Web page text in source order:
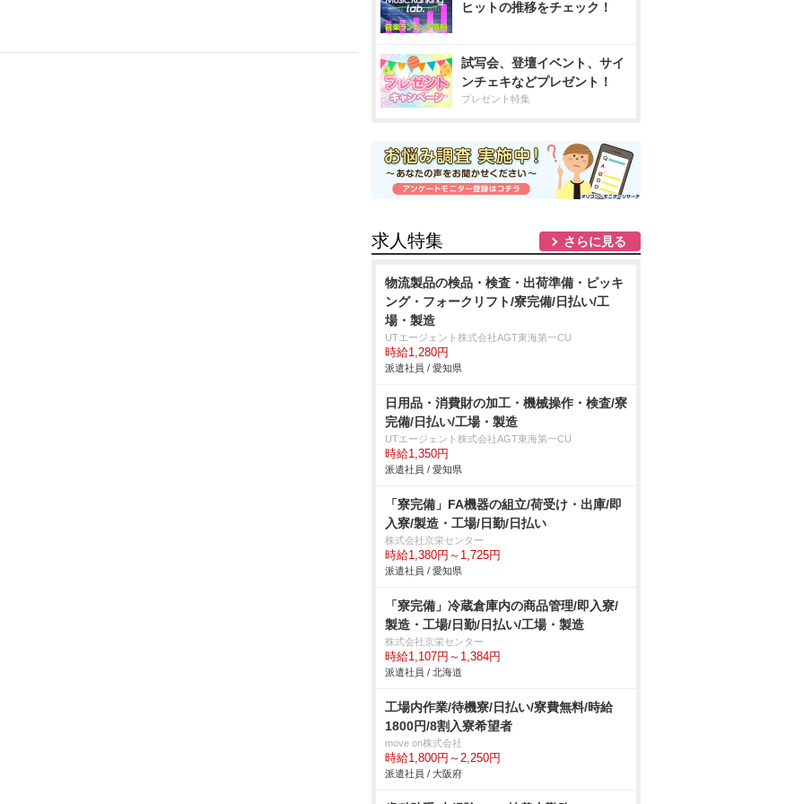
ヒットの推移をチェック！
試写会、登壇イベント、サイ
ンチェキなどプレゼント！
プレゼント特集
求人特集 さらに見る
物流製品の検品・検査・出荷準備・ピッキ
ング・フォークリフト/寮完備/日払い/工
場・製造
UTエージェント株式会社AGT東海第一CU
時給1,280円
派遣社員 / 愛知県
日用品・消費財の加工・機械操作・検査/寮
完備/日払い/工場・製造
UTエージェント株式会社AGT東海第一CU
時給1,350円
派遣社員 / 愛知県
「寮完備」FA機器の組立/荷受け・出庫/即
入寮/製造・工場/日勤/日払い
株式会社京栄センター
時給1,380円～1,725円
派遣社員 / 愛知県
「寮完備」冷蔵倉庫内の商品管理/即入寮/
製造・工場/日勤/日払い/工場・製造
株式会社京栄センター
時給1,107円～1,384円
派遣社員 / 北海道
工場内作業/待機寮/日払い/寮費無料/時給
1800円/8割入寮希望者
move on株式会社
時給1,800円～2,250円
派遣社員 / 大阪府